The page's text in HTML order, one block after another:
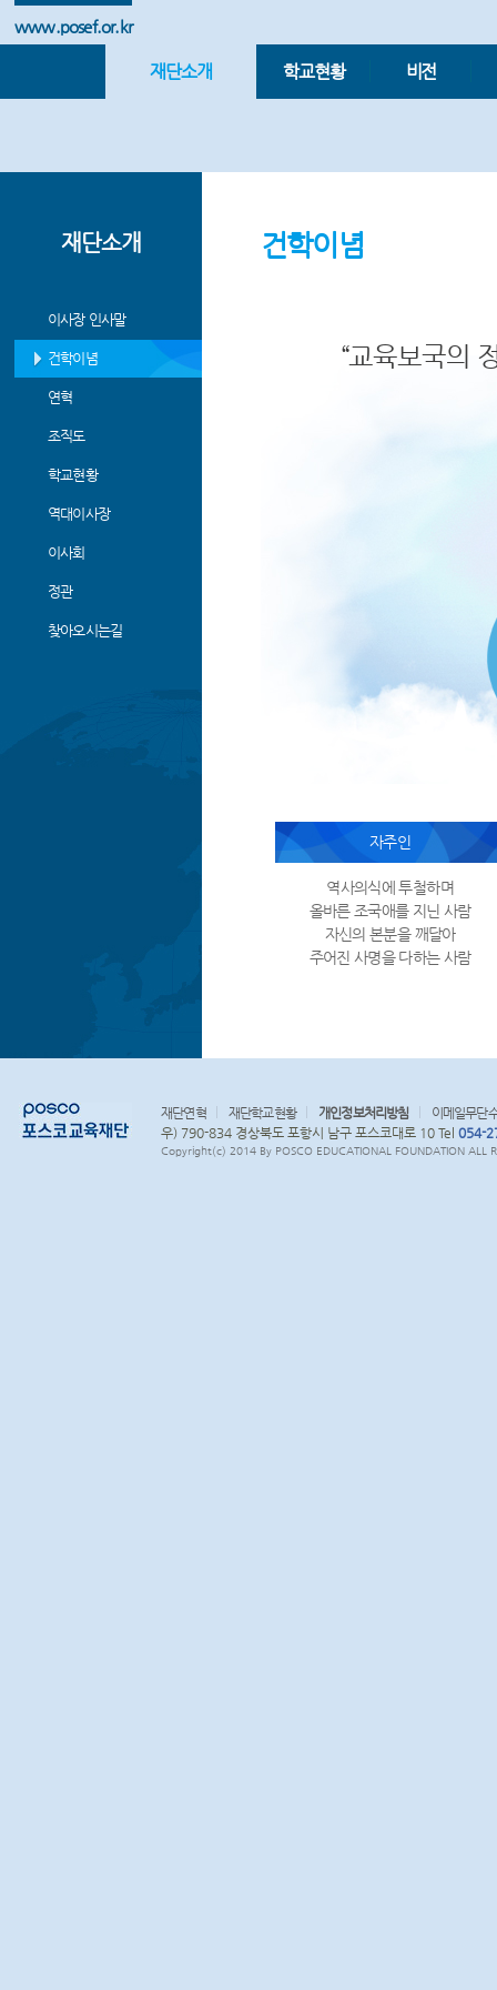
www.posef.or.kr
재단소개 학교현황 비전
재단소개
이사장 인사말
건학이념
연혁
조직도
학교현황
역대이사장
이사회
정관
찾아오시는길
건학이념
“교육보국의
자주인
역사의식에 투철하며
올바른 조국애를 지닌 사람
자신의 본분을 깨달아
주어진 사명을 다하는 사람
재단연혁 재단학교현황 개인정보처리방침
이메일무단
우) 790-834 경상북도 포항시 남구 포스코대로 10 Tel 054-
Copyright(c) 2014 By POSCO EDUCATIONAL FOUNDATION ALL